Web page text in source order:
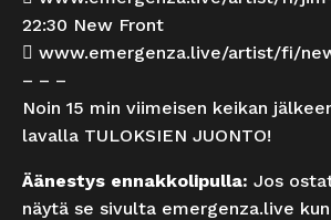
22:30 New Front
 www.emergenza.live/artist/fi/
– – –
Noin 15 min viimeisen keikan
lavalla TULOKSIEN JUONTO!
Äänestys ennakkolipulla: Jos
näytä se sivulta emergenza.live